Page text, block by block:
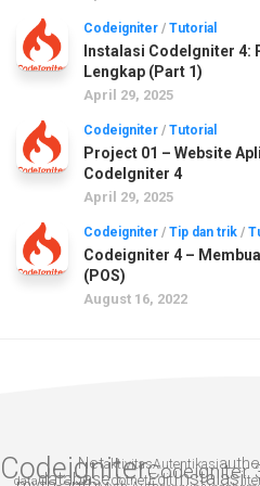
Codeigniter / Tutorial
Instalasi CodeIgniter 4:
Lengkap (Part 1)
April 29, 2025
Codeigniter / Tutorial
Project 01 – Website
CodeIgniter 4
April 29, 2025
Codeigniter / Tip dan trik /
Codeigniter 4 –
(POS)
August 16, 2022
.NetaktivitasAutentikasi
CodeigniterCodeigniter
datadatabasedotnetEditInstalasi